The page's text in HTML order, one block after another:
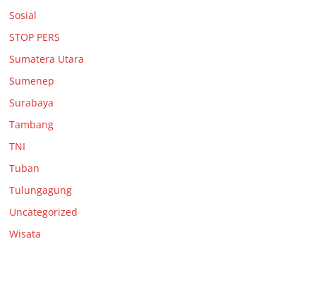
Sosial
STOP PERS
Sumatera Utara
Sumenep
Surabaya
Tambang
TNI
Tuban
Tulungagung
Uncategorized
Wisata